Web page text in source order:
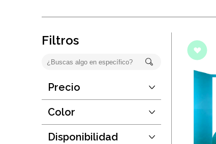
Ecológicos
Regalos corporativos
Llaveros
Filtros
Precio
Hasta:$2750
Color
Elegir todo
Disponibilidad